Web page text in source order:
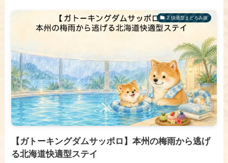
2.快適型まどろみ旅
【ガトーキングダムサッポロ】本州の梅雨から逃げ
る北海道快適型ステイ